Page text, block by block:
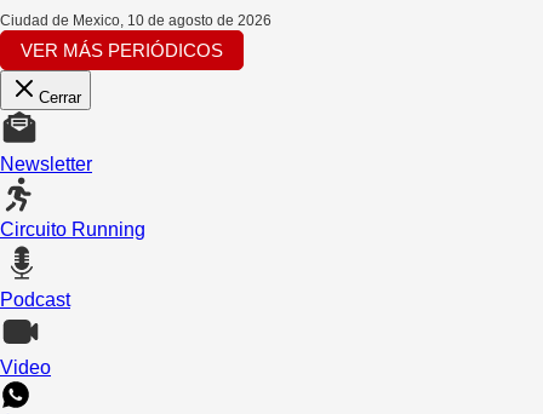
Ciudad de Mexico, 10 de agosto de 2026
VER MÁS PERIÓDICOS
Cerrar
Newsletter
Circuito Running
Podcast
Video